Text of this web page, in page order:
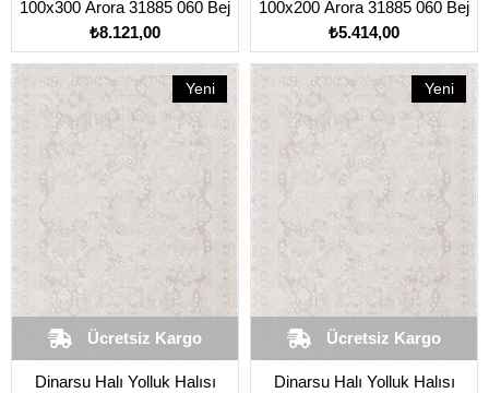
100x300 Arora 31885 060 Bej
₺8.121,00
100x200 Arora 31885 060 Bej
₺5.414,00
Dinarsu Halı Yolluk Halısı
Ücretsiz Kargo
Yeni
Ürün
Dinarsu Halı Yolluk Halısı
Ücretsiz Kargo
Yeni
Ürün